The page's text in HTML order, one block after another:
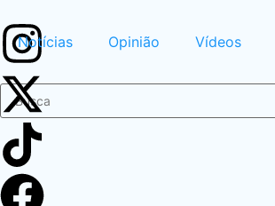
Notícias Opinião Vídeos